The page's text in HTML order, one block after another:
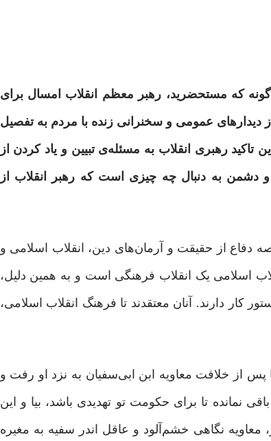
که مستحضرید، رهبر معظم انقلاب امسال برای
دیدارهای عمومی و سخنرانی زنده با مردم به تفصیل
تاکید رهبری انقلاب به مسئله‌ی تبیین و یاد کردن از
دشمن به دنبال چه چیزی است که رهبر انقلاب از
از حقیقت و آرمان‌های دین، انقلاب اسلامی و
اسلامی یک انقلاب فرهنگی است و به همین دلیل،
کار دارند. آنان معتقدند تا فرهنگ انقلاب اسلامی،
از خلافت معاویه ابن ابی‌سفیان به نزد او رفت و
نمانده تا برای حکومت تو تهدیدی باشد، بیا و این
معاویه نگاهی خشم‌آلود و عاقل‌ اندر سفیه به مغیره